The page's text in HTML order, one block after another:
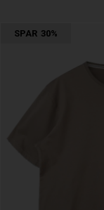
SPAR 30%